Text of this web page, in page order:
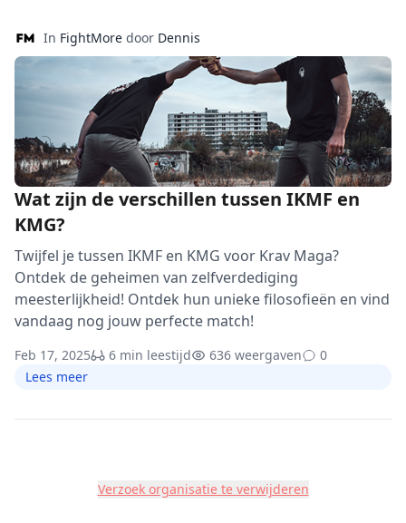
In FightMore door Dennis
Wat zijn de verschillen tussen IKMF en
KMG?
Twijfel je tussen IKMF en KMG voor Krav Maga?
Ontdek de geheimen van zelfverdediging
meesterlijkheid! Ontdek hun unieke filosofieën en vind
vandaag nog jouw perfecte match!
Feb 17, 2025 6 min leestijd 636 weergaven
0
Lees meer
Verzoek organisatie te verwijderen